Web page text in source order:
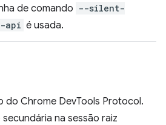
de comando --silent-
api é usada.
do Chrome DevTools Protocol.
na sessão raiz